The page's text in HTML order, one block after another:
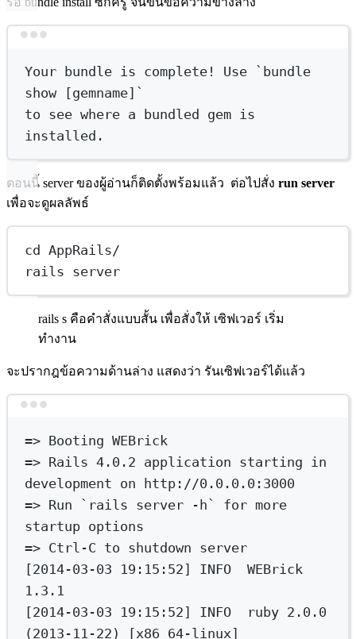
Your bundle is complete! Use ` bundle
show [gemname]`
to see where a bundled gem is
installed.
ตอนนี้ server ของผู้อ่านก็ติดตั้งพร้อมแล้ว ต่อไปสั่ง run server
เพื่อจะดูผลลัพธ์
cd AppRails/
rails server
rails s คือคำสั่งแบบสั้น เพื่อสั่งให้ เซิฟเวอร์ เริ่ม
ทำงาน
จะปรากฎข้อความด้านล่าง แสดงว่า รันเซิฟเวอร์ได้แล้ว
=> Booting WEBrick
=> Rails 4.0.2 application starting in
development on
http://0.0.0.0:3000
=> Run ` rails server -h ` for more
startup options
=> Ctrl-C to shutdown server
[2014-03-03 19:15:52] INFO  WEBrick
1.3.1
[2014-03-03 19:15:52] INFO  ruby 2.0.0
(2013-11-22 ) [x86_64-linux]